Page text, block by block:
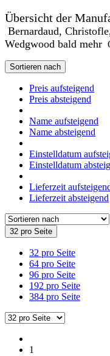
Übersicht der
Bernardaud,
Wedgwood bald mehr
Sortieren nach
Preis aufsteigend
Preis absteigend
Name aufsteigend
Name absteigend
Einstelldatum
Einstelldatum
Lieferzeit
Lieferzeit absteigend
32 pro Seite
32 pro Seite
64 pro Seite
96 pro Seite
192 pro Seite
384 pro Seite
1